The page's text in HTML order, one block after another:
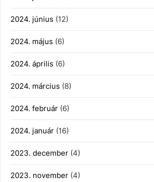
2024. június (12)
2024. május (6)
2024. április (6)
2024. március (8)
2024. február (6)
2024. január (16)
2023. december (4)
2023. november (4)